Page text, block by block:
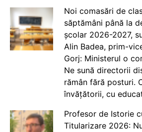
Noi comasări de
săptămâni până la
școlar 2026-2027,
Alin Badea, prim-
Gorj: Ministerul o
Ne sună directorii
rămân fără posturi.
învățătorii, cu
Profesor de Istorie
Titularizare 2026: